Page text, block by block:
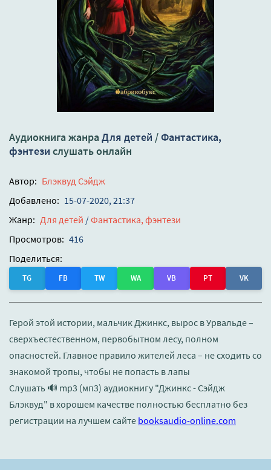
Аудиокнига жанра Для детей /Фантастика,
фэнтези слушать онлайн
Автор: Блэквуд Сэйдж
Добавлено: 15-07-2020, 21:37
Жанр: Для детей /Фантастика, фэнтези
Просмотров: 416
Поделиться:
TG FB TW WA VB PT VK
Герой этой истории, мальчик Джинкс, вырос в Урвальде –
сверхъестественном, первобытном лесу, полном
опасностей. Главное правило жителей леса – не сходить со
знакомой тропы, чтобы не попасть в лапы
Слушать 🔊 mp3 (мп3) аудиокнигу "Джинкс - Сэйдж
Блэквуд" в хорошем качестве полностью бесплатно без
регистрации на лучшем сайте booksaudio-online.com